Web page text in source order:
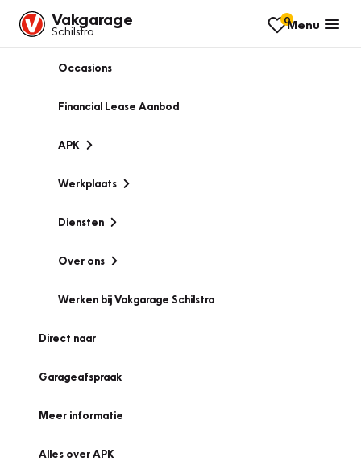
Vakgarage
Schilstra
0Menu
Occasions
Financial Lease Aanbod
APK
Werkplaats
Diensten
Over ons
Werken bij Vakgarage Schilstra
Direct naar
Garageafspraak
Meer informatie
Alles over APK